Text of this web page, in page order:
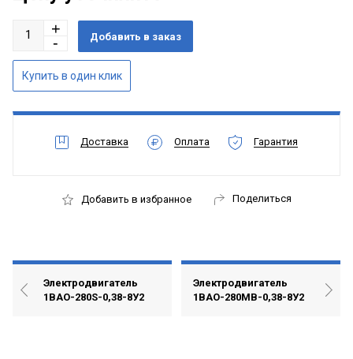
Доставка Оплата Гарантия
Добавить в избранное Поделиться
Электродвигатель
1ВАО-280S-0,38-8У2
Электродвигатель
1ВАО-280MВ-0,38-8У2